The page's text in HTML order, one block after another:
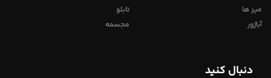
میز ها
آباژور
تابلو
مجسمه
دنبال کنید